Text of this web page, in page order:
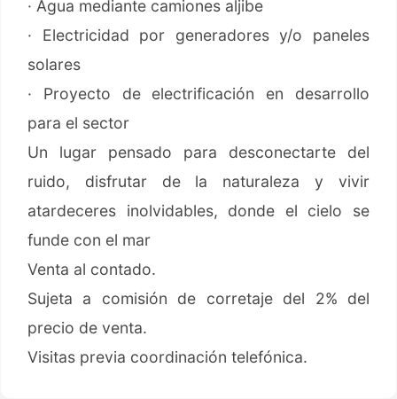
· Agua mediante camiones aljibe
· Electricidad por generadores y/o paneles
solares
· Proyecto de electrificación en desarrollo
para el sector
Un lugar pensado para desconectarte del
ruido, disfrutar de la naturaleza y vivir
atardeceres inolvidables, donde el cielo se
funde con el mar
Venta al contado.
Sujeta a comisión de corretaje del 2% del
precio de venta.
Visitas previa coordinación telefónica.